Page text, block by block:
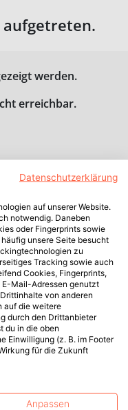
aufgetreten.
werden.
erreichbar.
Datenschutzerklärung
auf unserer Website.
notwendig. Daneben
oder Fingerprints sowie
unsere Seite besucht
zu
Tracking sowie auch
Cookies, Fingerprints,
Mail-Adressen genutzt
von anderen
auf die weitere
durch den Drittanbieter
du in die oben
Einwilligung (z. B. im Footer
für die Zukunft
Anpassen